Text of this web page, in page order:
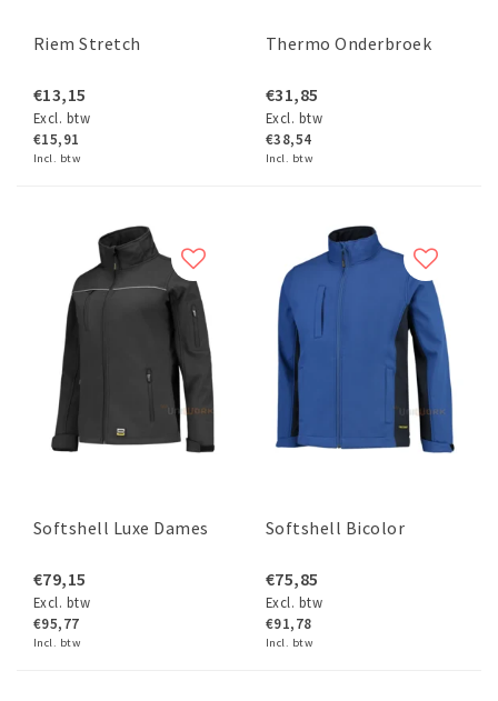
Riem Stretch
€13,15
Excl. btw
€15,91
Incl. btw
Thermo Onderbroek
€31,85
Excl. btw
€38,54
Incl. btw
Softshell Luxe Dames
€79,15
Excl. btw
€95,77
Incl. btw
Softshell Bicolor
€75,85
Excl. btw
€91,78
Incl. btw